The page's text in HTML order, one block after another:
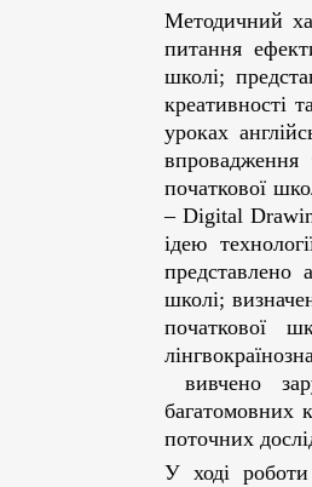
Методичний
питання
школі;
креативності
уроках
початкової
– Digital
ідею
представлено
школі;
початкової
вивчено
багатомовних
поточних
У ході